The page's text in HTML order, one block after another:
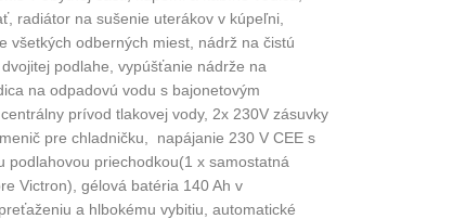
radiátor na sušenie uterákov v kúpeľni,
všetkých odberných miest, nádrž na čistú
podlahe, vypúšťanie nádrže na
na odpadovú vodu s bajonetovým
prívod tlakovej vody, 2x 230V zásuvky
pre chladničku, napájanie 230 V CEE s
podlahovou priechodkou(1 x samostatná
Victron), gélová batéria 140 Ah v
a hlbokému vybitiu, automatické